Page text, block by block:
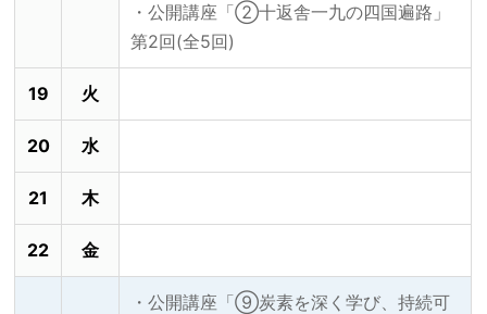
・公開講座「②十返舎一九の四国遍路」
第2回(全5回)
19 火
20 水
21 木
22 金
・公開講座「⑨炭素を深く学び、持続可